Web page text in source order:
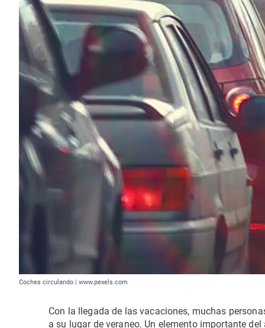
Coches circulando | www.pexels.com
Con la llegada de las vacaciones, muchas
a su lugar de veraneo. Un elemento importante